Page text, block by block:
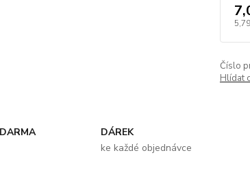
Číslo
Hlídat
DÁREK
ke každé objednávce